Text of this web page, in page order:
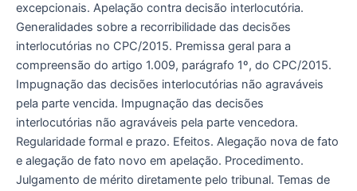
excepcionais. Apelação contra decisão interlocutória.
Generalidades sobre a recorribilidade das decisões
interlocutórias no CPC/2015. Premissa geral para a
compreensão do artigo 1.009, parágrafo 1º, do CPC/2015.
Impugnação das decisões interlocutórias não agraváveis
pela parte vencida. Impugnação das decisões
interlocutórias não agraváveis pela parte vencedora.
Regularidade formal e prazo. Efeitos. Alegação nova de fato
e alegação de fato novo em apelação. Procedimento.
Julgamento de mérito diretamente pelo tribunal. Temas de